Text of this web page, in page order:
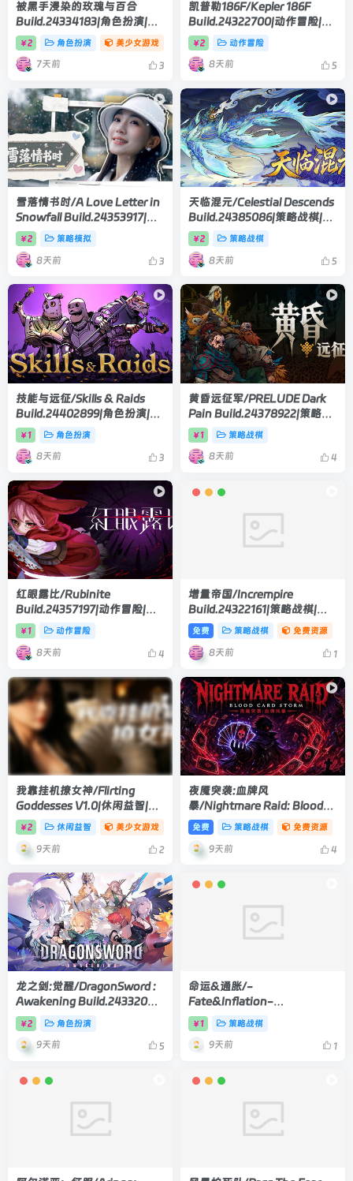
被黑手浸染的玫瑰与百合
Build.24334183|角色扮演|容
量1.9GB|官方中文版
￥2 角色扮演 美少女游戏
7天前 3
凯普勒186F/Kepler 186F
Build.24322700|动作冒险|容
量18.5GB|官方中文版
￥2 动作冒险
8天前 5
雪落情书时/A Love Letter in
Snowfall Build.24353917|策
略模拟|容量24.1GB|官方中文
版
￥2 策略模拟
8天前 3
天临混元/Celestial Descends
Build.24385086|策略战棋|容
量11.4GB|官方中文版
￥2 策略战棋
8天前 5
技能与远征/Skills & Raids
Build.24402899|角色扮演|容
量1.1GB|官方中文版
￥1 角色扮演
8天前 3
黄昏远征军/PRELUDE Dark
Pain Build.24378922|策略战
棋|容量5.7GB|官方中文版
￥1 策略战棋
8天前 4
红眼露比/Rubinite
Build.24357197|动作冒险|容
量4.2GB|官方中文版
￥1 动作冒险
8天前 4
增量帝国/Incrempire
Build.24322161|策略战棋|容
量1GB|官方中文版
免费 策略战棋 免费资源
8天前 1
我靠挂机撩女神/Flirting
Goddesses V1.0|休闲益智|容
量2.8GB|官方中文版
￥2 休闲益智 美少女游戏
9天前 2
夜魇突袭:血牌风
暴/Nightmare Raid: Blood
Card Storm Build.24338466|
策略战棋|容量347MB|官方中
文版
免费 策略战棋 免费资源
9天前 4
龙之剑:觉醒/DragonSword :
Awakening Build.24332085|
角色扮演|容量20.4GB|官方中
文版
￥2 角色扮演
9天前 5
命运&通胀/-
Fate&Inflation-
Build.24348419|策略战棋|容
量2.2GB|官方中文版
￥1 策略战棋
9天前 1